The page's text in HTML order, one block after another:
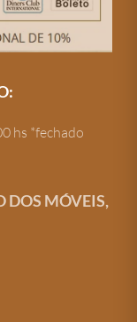
hs *fechado
DOS MÓVEIS,